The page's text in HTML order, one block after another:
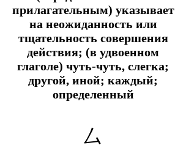
прилагательным) указывает
на неожиданность или
тщательность совершения
действия; (в удвоенном
глаголе) чуть-чуть, слегка;
другой, иной; каждый;
определенный
厶